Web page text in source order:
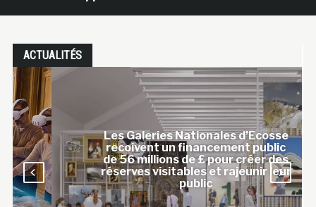
ACTUALITÉS
La Smithsonian projette les rêves
de Refik Anadol, une expérience
d’art public immersif s’appuyant
sur sa collection